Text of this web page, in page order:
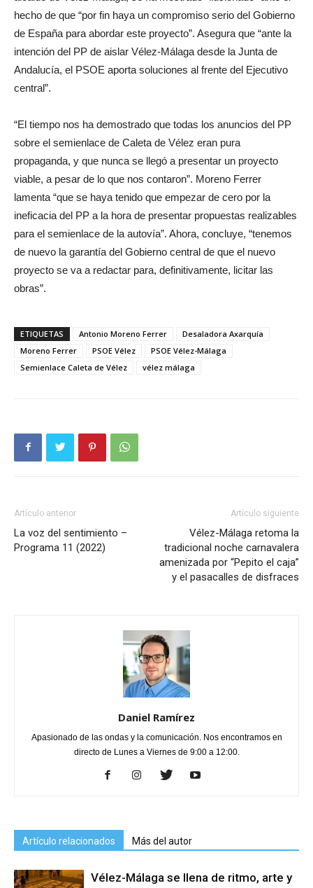
hecho de que “por fin haya un compromiso serio del Gobierno
de España para abordar este proyecto”. Asegura que “ante la
intención del PP de aislar Vélez-Málaga desde la Junta de
Andalucía, el PSOE aporta soluciones al frente del Ejecutivo
central”.
“El tiempo nos ha demostrado que todas los anuncios del PP
sobre el semienlace de Caleta de Vélez eran pura
propaganda, y que nunca se llegó a presentar un proyecto
viable, a pesar de lo que nos contaron”. Moreno Ferrer
lamenta “que se haya tenido que empezar de cero por la
ineficacia del PP a la hora de presentar propuestas realizables
para el semienlace de la autovía”. Ahora, concluye, “tenemos
de nuevo la garantía del Gobierno central de que el nuevo
proyecto se va a redactar para, definitivamente, licitar las
obras”.
ETIQUETAS Antonio Moreno Ferrer
Desaladora Axarquía
Moreno Ferrer
PSOE Vélez
PSOE Vélez-Málaga
Semienlace Caleta de Vélez
vélez málaga
Artículo anterior
La voz del sentimiento –
Programa 11 (2022)
Artículo siguiente
Vélez-Málaga retoma la
tradicional noche carnavalera
amenizada por “Pepito el caja”
y el pasacalles de disfraces
Daniel Ramírez
Apasionado de las ondas y la comunicación. Nos encontramos en
directo de Lunes a Viernes de 9:00 a 12:00.
Artículo relacionados Más del autor
Vélez-Málaga se llena de ritmo, arte y